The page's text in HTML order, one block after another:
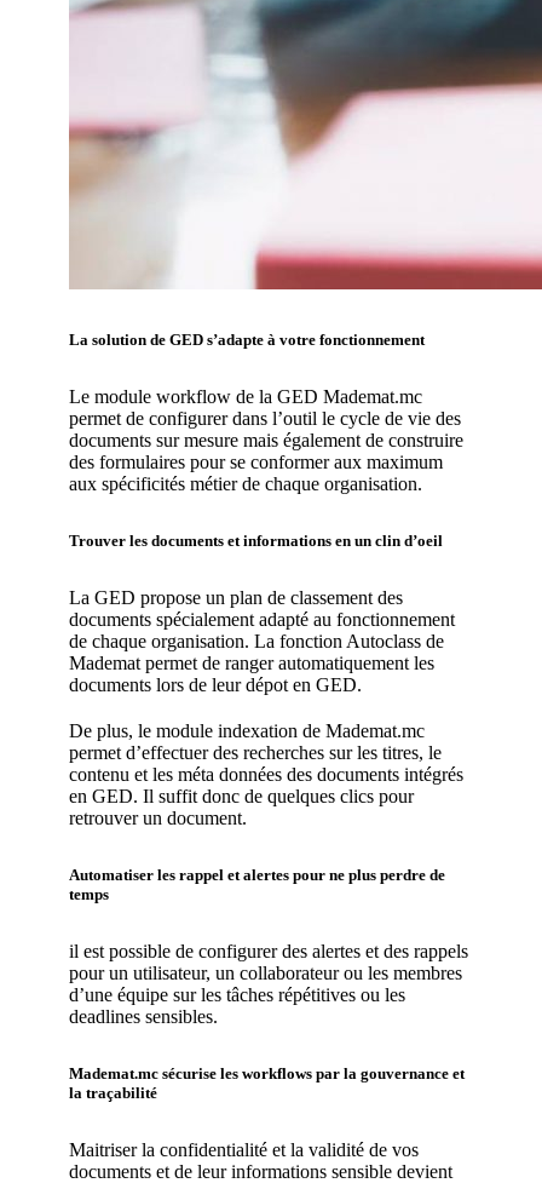
La solution de GED s’adapte à votre fonctionnement
Le module workflow de la GED Mademat.mc
permet de configurer dans l’outil le cycle de vie des
documents sur mesure mais également de construire
des formulaires pour se conformer aux maximum
aux spécificités métier de chaque organisation.
Trouver les documents et informations en un clin d’oeil
La GED propose un plan de classement des
documents spécialement adapté au fonctionnement
de chaque organisation. La fonction Autoclass de
Mademat permet de ranger automatiquement les
documents lors de leur dépot en GED.
De plus, le module indexation de Mademat.mc
permet d’effectuer des recherches sur les titres, le
contenu et les méta données des documents intégrés
en GED. Il suffit donc de quelques clics pour
retrouver un document.
Automatiser les rappel et alertes pour ne plus perdre de
temps
il est possible de configurer des alertes et des rappels
pour un utilisateur, un collaborateur ou les membres
d’une équipe sur les tâches répétitives ou les
deadlines sensibles.
Mademat.mc sécurise les workflows par la gouvernance et
la traçabilité
Maitriser la confidentialité et la validité de vos
documents et de leur informations sensible devient